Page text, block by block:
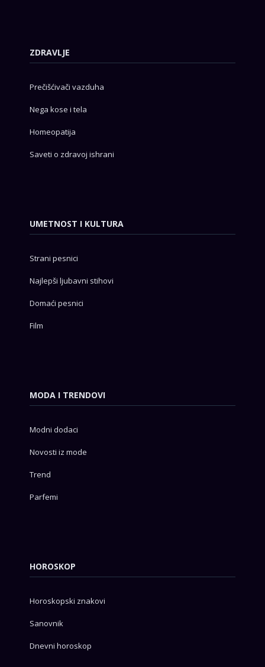
ZDRAVLJE
Prečišćivači vazduha
Nega kose i tela
Homeopatija
Saveti o zdravoj ishrani
UMETNOST I KULTURA
Strani pesnici
Najlepši ljubavni stihovi
Domaći pesnici
Film
MODA I TRENDOVI
Modni dodaci
Novosti iz mode
Trend
Parfemi
HOROSKOP
Horoskopski znakovi
Sanovnik
Dnevni horoskop